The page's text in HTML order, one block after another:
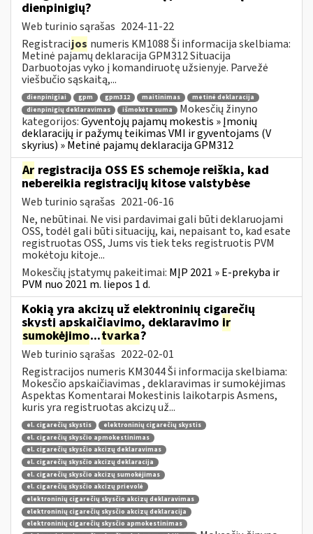
dienpinigių?
Web turinio sąrašas 2024-11-22
Registracijos numeris KM1088 Ši informacija skelbiama:
Metinė pajamų deklaracija GPM312 Situacija
Darbuotojas vyko į komandiruotę užsienyje. Parvežė
viešbučio sąskaitą,...
dienpinigiai gpm gpm312 maitinimas
metinė deklaracija
dienpinigių deklaravimas
išmokėta suma
Mokesčių žinyno
kategorijos:Gyventojų pajamų mokestis » Įmonių
deklaracijų ir pažymų teikimas VMI ir gyventojams (V
skyrius) » Metinė pajamų deklaracija GPM312
Ar registracija OSS ES schemoje reiškia, kad
nebereikia registracijų kitose valstybėse
Web turinio sąrašas 2021-06-16
Ne, nebūtinai. Ne visi pardavimai gali būti deklaruojami
OSS, todėl gali būti situacijų, kai, nepaisant to, kad esate
registruotas OSS, Jums vis tiek teks registruotis PVM
mokėtoju kitoje...
Mokesčių įstatymų pakeitimai: MĮP 2021 » E-prekyba ir
PVM nuo 2021 m. liepos 1 d.
Kokią yra akcizų už elektroninių cigarečių
skystį apskaičiavimo, deklaravimo ir
sumokėjimo...tvarka?
Web turinio sąrašas 2022-02-01
Registracijos numeris KM3044 Ši informacija skelbiama:
Mokesčio apskaičiavimas , deklaravimas ir sumokėjimas
Aspektas Komentarai Mokestinis laikotarpis Asmens,
kuris yra registruotas akcizų už...
el. cigarečių skystis
elektroninių cigarečių skystis
el. cigarečių skysčio apmokestinimas
el. cigarečių skysčio akcizų deklaravimas
el. cigarečių skysčio akcizų deklaracija
el. cigarečių skysčio akcizų sumokėjimas
el. cigarečių skysčio akcizų prievolė
elektroninių cigarečių skysčio akcizų deklaravimas
elektroninių cigarečių skysčio akcizų deklaracija
elektroninių cigarečių skysčio apmokestinimas